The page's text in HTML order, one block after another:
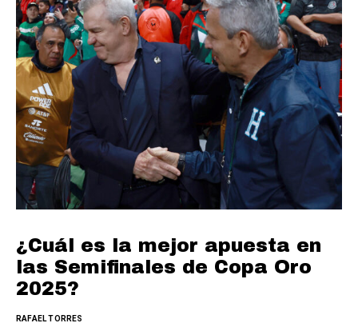
¿Cuál es la mejor apuesta en
las Semifinales de Copa Oro
2025?
RAFAEL TORRES